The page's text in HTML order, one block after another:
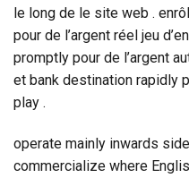
le long de le site web .
pour de l’argent réel jeu
promptly pour de l’argent
et bank destination rapidly
play .
operate mainly inwards
commercialize where